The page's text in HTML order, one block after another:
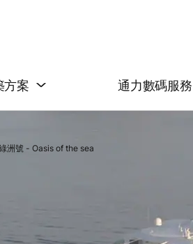
方案 通力數碼服務
洲號 - Oasis of the sea